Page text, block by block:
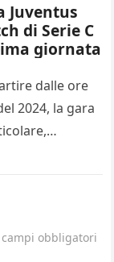
Juventus
di Serie C
giornata
dalle ore
2024, la gara
obbligatori